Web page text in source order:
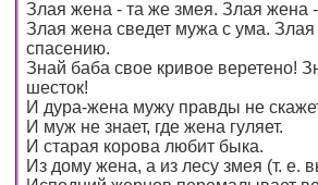
Злая жена - та же змея. Злая жена -
Злая жена сведет мужа с ума. Злая
спасению.
Знай баба свое кривое веретено!
шесток!
И дура-жена мужу правды не
И муж не знает, где жена гуляет.
И старая корова любит быка.
Из дому жена, а из лесу змея (т. е.